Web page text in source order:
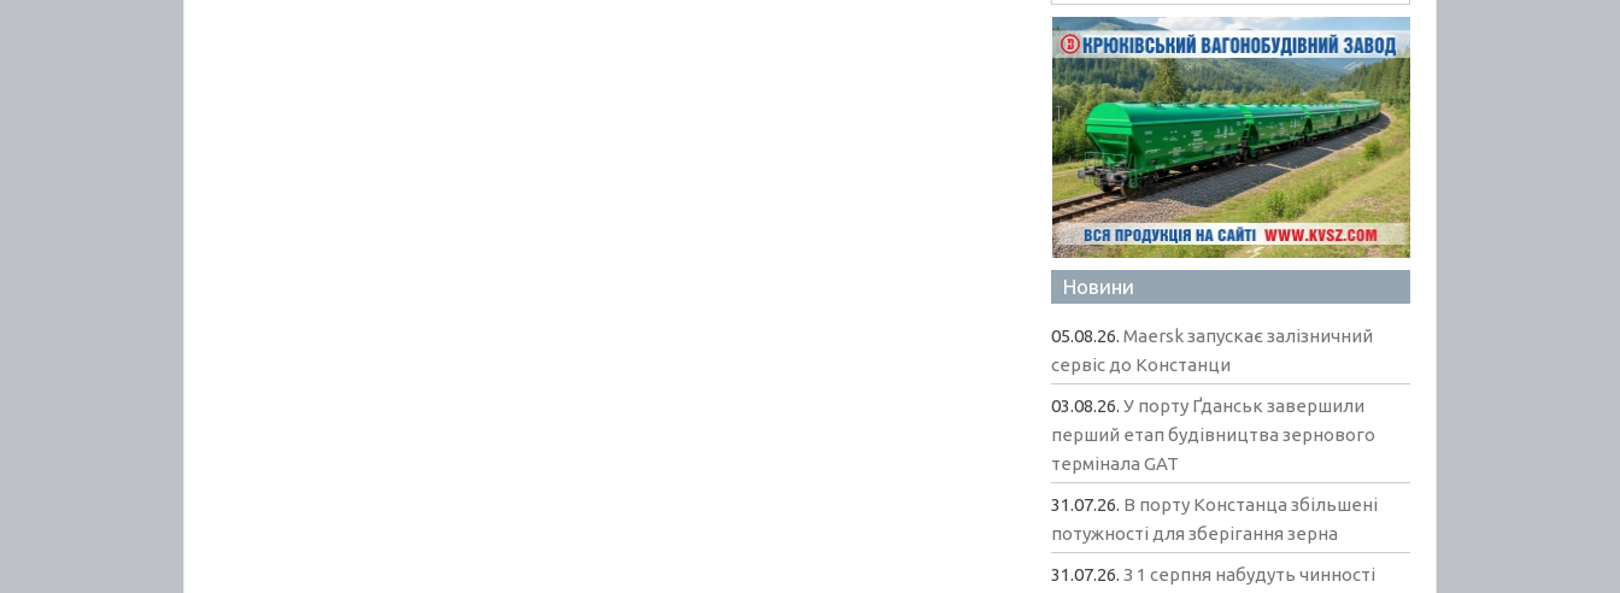
Новини
05.08.26.Maersk запускає залізничний
сервіс до Констанци
03.08.26.У порту Ґданськ завершили
перший етап будівництва зернового
термінала GAT
31.07.26. В порту Констанца збільшені
потужності для зберігання зерна
31.07.26.З 1 серпня набудуть чинності